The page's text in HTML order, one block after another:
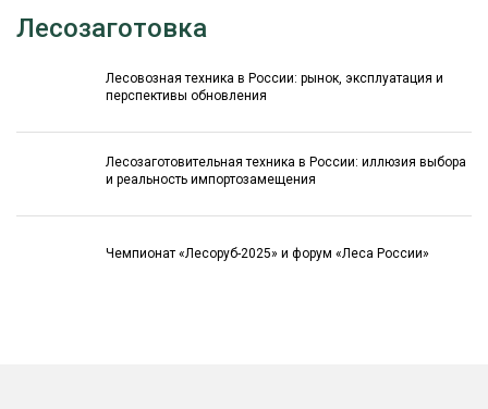
Лесозаготовка
Лесовозная техника в России: рынок, эксплуатация и
перспективы обновления
Лесозаготовительная техника в России: иллюзия выбора
и реальность импортозамещения
Чемпионат «Лесоруб-2025» и форум «Леса России»